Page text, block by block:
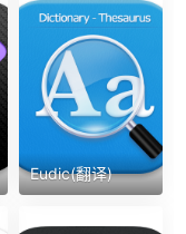
Eudic(翻译)